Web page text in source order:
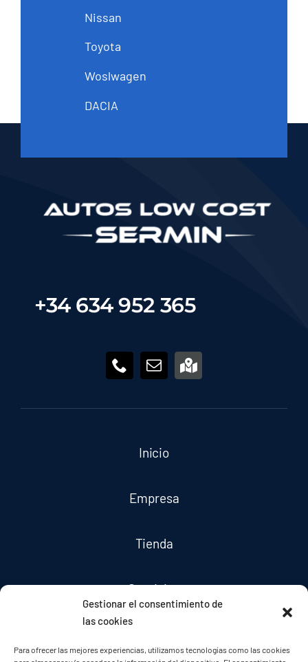
Gestionar el consentimiento de
las cookies
Para ofrecer las mejores experiencias, utilizamos tecnologías como las cookies
Nissan
Toyota
Woslwagen
DACIA
+34 634 952 365
Inicio
Empresa
Tienda
Servicios